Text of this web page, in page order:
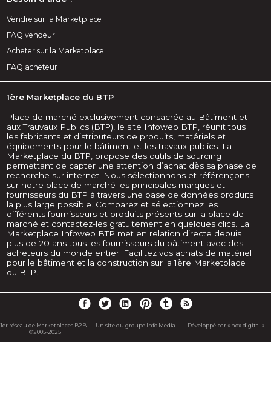
Vendre sur la Marketplace
FAQ vendeur
Acheter sur la Marketplace
FAQ acheteur
1ère Marketplace du BTP
Place de marché exclusivement consacrée au Bâtiment et
aux Trauvaux Publics (BTP), le site Infoweb BTP, réunit tous
les fabricants et distributeurs de produits, matériels et
équipements pour le bâtiment et les travaux publics. La
Marketplace du BTP, propose des outils de sourcing
permettant de capter une attention d’achat dès sa phase de
recherche sur internet. Nous sélectionnons et référençons
sur notre place de marché les principales marques et
fournisseurs du BTP à travers une base de données produits
la plus large possible. Comparez et sélectionnez les
différents fournisseurs et produits présents sur la place de
marché et contactez-les gratuitement en quelques clics. La
Marketplace Infoweb BTP met en relation directe depuis
plus de 20 ans tous les fournisseurs du bâtiment avec des
acheteurs du monde entier. Facilitez vos achats de matériel
pour le bâtiment et la construction sur la 1ère Marketplace
du BTP.
1er réseau de Marketplaces B2B -
©2005-2025
Un site du groupe Info Media Développé par « nox digital »